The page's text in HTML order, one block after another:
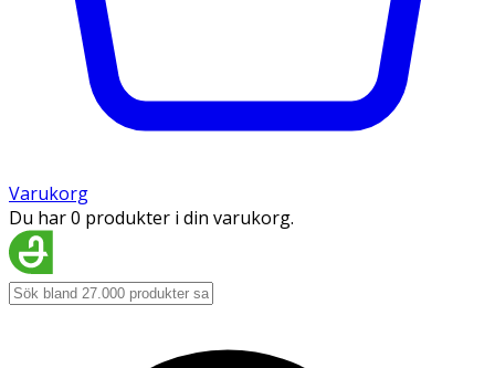
Varukorg
Du har 0 produkter i din varukorg.